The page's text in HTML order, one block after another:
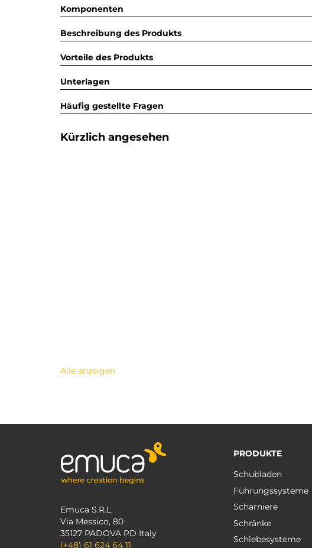
Komponenten
Beschreibung des Produkts
Vorteile des Produkts
Unterlagen
Häufig gestellte Fragen
Kürzlich angesehen
Alle anzeigen
Emuca S.R.L.
Via Messico, 80
35127 PADOVA PD Italy
(+48) 61 624 64 11
PRODUKTE
Schubladen
Führungssysteme
Scharniere
Schränke
Schiebesysteme